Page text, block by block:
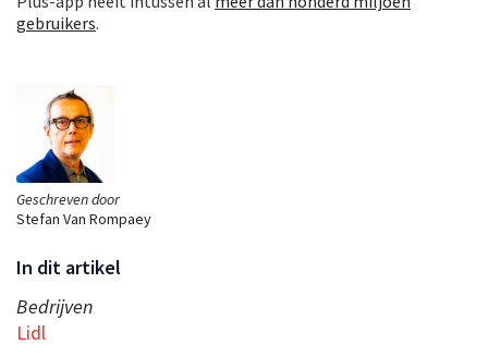
Geschreven door
Stefan Van Rompaey
In dit artikel
Bedrijven
Lidl
gebruikers.